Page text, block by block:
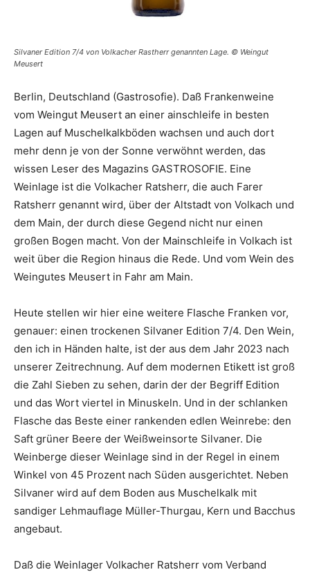
Silvaner Edition 7/4 von Volkacher Rastherr genannten Lage. © Weingut
Meusert
Berlin, Deutschland (Gastrosofie). Daß Frankenweine
vom Weingut Meusert an einer ainschleife in besten
Lagen auf Muschelkalkböden wachsen und auch dort
mehr denn je von der Sonne verwöhnt werden, das
wissen Leser des Magazins GASTROSOFIE. Eine
Weinlage ist die Volkacher Ratsherr, die auch Farer
Ratsherr genannt wird, über der Altstadt von Volkach und
dem Main, der durch diese Gegend nicht nur einen
großen Bogen macht. Von der Mainschleife in Volkach ist
weit über die Region hinaus die Rede. Und vom Wein des
Weingutes Meusert in Fahr am Main.
Heute stellen wir hier eine weitere Flasche Franken vor,
genauer: einen trockenen Silvaner Edition 7/4. Den Wein,
den ich in Händen halte, ist der aus dem Jahr 2023 nach
unserer Zeitrechnung. Auf dem modernen Etikett ist groß
die Zahl Sieben zu sehen, darin der der Begriff Edition
und das Wort viertel in Minuskeln. Und in der schlanken
Flasche das Beste einer rankenden edlen Weinrebe: den
Saft grüner Beere der Weißweinsorte Silvaner. Die
Weinberge dieser Weinlage sind in der Regel in einem
Winkel von 45 Prozent nach Süden ausgerichtet. Neben
Silvaner wird auf dem Boden aus Muschelkalk mit
sandiger Lehmauflage Müller-Thurgau, Kern und Bacchus
angebaut.
Daß die Weinlager Volkacher Ratsherr vom Verband